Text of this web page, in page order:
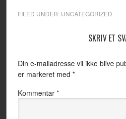
FILED UNDER: UNCATEGORIZED
SKRIV ET
Din e-mailadresse vil ikke blive
er markeret med *
Kommentar *